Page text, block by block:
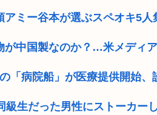
アミー谷本が選ぶスペオキ5人
が中国製なのか？…米メディア
「病院船」が医療提供開始
級生だった男性にストーカ